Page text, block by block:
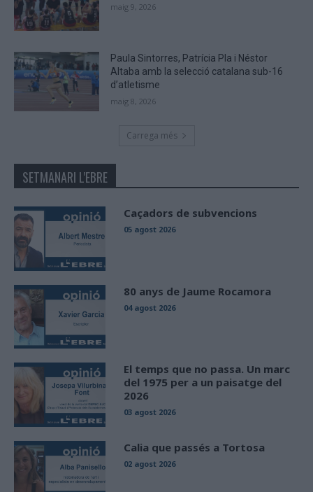
maig 9, 2026
Paula Sintorres, Patrícia Pla i Néstor
Altaba amb la selecció catalana sub-16
d’atletisme
maig 8, 2026
Carrega més
SETMANARI L'EBRE
Caçadors de subvencions
05 agost 2026
80 anys de Jaume Rocamora
04 agost 2026
El temps que no passa. Un marc
del 1975 per a un paisatge del
2026
03 agost 2026
Calia que passés a Tortosa
02 agost 2026